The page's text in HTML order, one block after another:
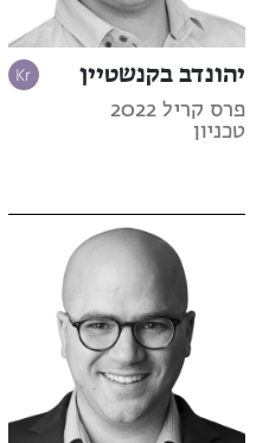
יהונדב בקנשטיין
פרס קריל 2022
טכניון